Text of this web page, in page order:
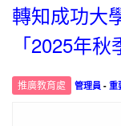
轉知成功大
「2025年
推廣教育處 管理員 -重